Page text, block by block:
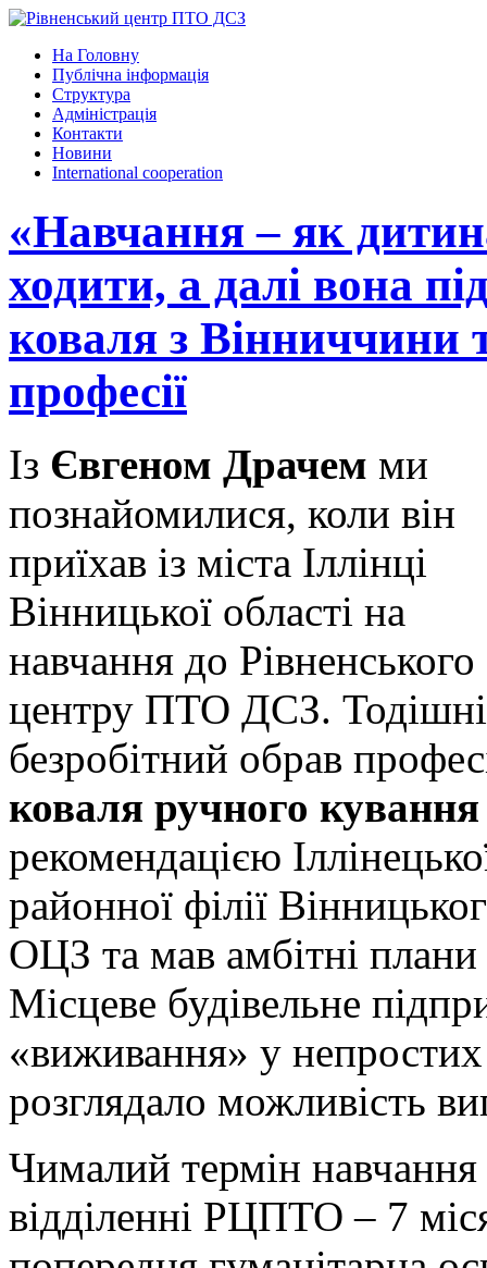
На Головну
Публічна інформація
Структура
Адміністрація
Контакти
Новини
International cooperation
«Навчання – як
ходити, а далі вона
коваля з Вінниччини
професії
Із Євгеном Драчем ми
познайомилися, коли він
приїхав із міста Іллінці
Вінницької області на
навчання до Рівненського
центру ПТО ДСЗ.
безробітний обрав
коваля ручного кування
рекомендацією
районної філії
ОЦЗ та мав амбітні
Місцеве будівельне
«виживання» у
розглядало можливість
Чималий термін
відділенні РЦПТО – 7